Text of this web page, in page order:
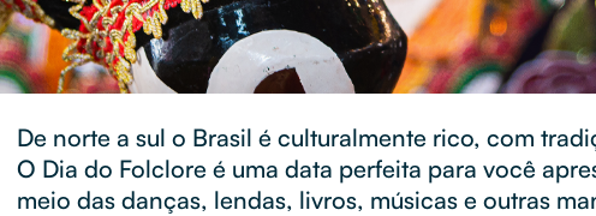
De norte a sul o Brasil é culturalmente rico, com
O Dia do Folclore é uma data perfeita para você
meio das danças, lendas, livros, músicas e outras